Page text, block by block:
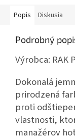
Popis Diskusia
Podrobný
Výrobca: RAK
Dokonalá
prirodzená
proti
vlastnosti,
manažérov